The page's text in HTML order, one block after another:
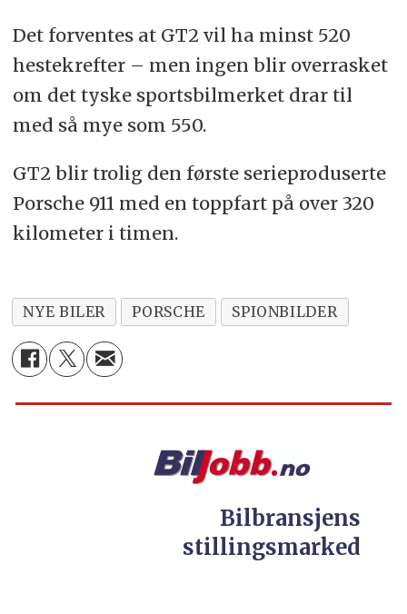
Det forventes at GT2 vil ha minst 520
hestekrefter – men ingen blir overrasket
om det tyske sportsbilmerket drar til
med så mye som 550.
GT2 blir trolig den første serieproduserte
Porsche 911 med en toppfart på over 320
kilometer i timen.
NYE BILER PORSCHE SPIONBILDER
Bilbransjens
stillingsmarked